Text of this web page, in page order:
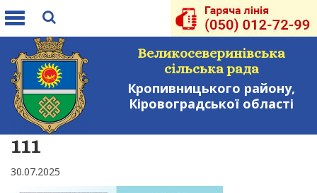
Toggle
Великосеверинівська
сільська рада
Кропивницького району,
Кіровоградської області
111
30.07.2025